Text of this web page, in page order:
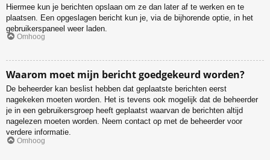
Hiermee kun je berichten opslaan om ze dan later af te werken en te
plaatsen. Een opgeslagen bericht kun je, via de bijhorende optie, in het
gebruikerspaneel weer laden.
Omhoog
Waarom moet mijn bericht goedgekeurd worden?
De beheerder kan beslist hebben dat geplaatste berichten eerst
nagekeken moeten worden. Het is tevens ook mogelijk dat de beheerder
je in een gebruikersgroep heeft geplaatst waarvan de berichten altijd
nagelezen moeten worden. Neem contact op met de beheerder voor
verdere informatie.
Omhoog